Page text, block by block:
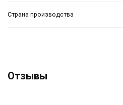
Страна производства
Отзывы